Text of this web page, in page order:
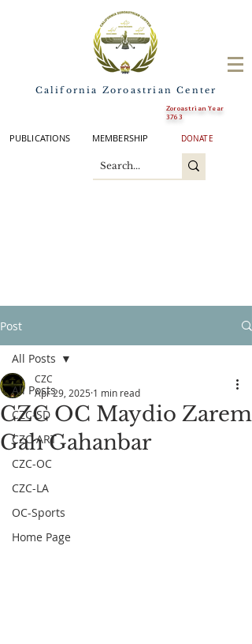
California Zoroastrian Center
Zoroastrian Year
3763
PUBLICATIONS MEMBERSHIP DONATE
Post
All Posts
CZC-SD
CZC-ART
CZC-OC
CZC-LA
OC-Sports
Home Page
All Posts
CZC OC Maydio Zarem
Gah Gahanbar
CZC
Apr 29, 2025 1 min read